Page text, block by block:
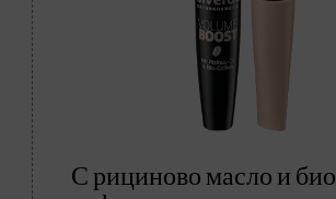
С рициново масло и био